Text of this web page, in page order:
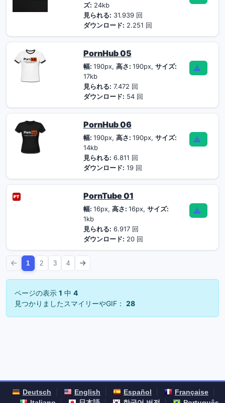
ズ: 24kb
見られる: 31.939 回
ダウンロード: 2.251 回
PornHub 05
幅: 190px, 高さ: 190px, サイズ:
17kb
見られる: 7.472 回
ダウンロード: 54 回
PornHub 06
幅: 190px, 高さ: 190px, サイズ:
14kb
見られる: 6.811 回
ダウンロード: 19 回
PornTube 01
幅: 16px, 高さ: 16px, サイズ:
1kb
見られる: 6.917 回
ダウンロード: 20 回
1 2 3 4
ページの表示 1 中 4
見つかりましたスマイリーやGIF： 28
Deutsch English Español
Française